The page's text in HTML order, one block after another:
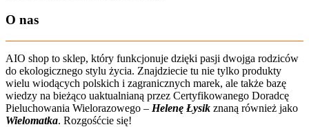
O nas
AIO shop to sklep, który funkcjonuje dzięki pasji dwojga rodziców
do ekologicznego stylu życia. Znajdziecie tu nie tylko produkty
wielu wiodących polskich i zagranicznych marek, ale także bazę
wiedzy na bieżąco uaktualnianą przez Certyfikowanego Doradcę
Pieluchowania Wielorazowego – Helenę Łysik znaną również jako
Wielomatka. Rozgośćcie się!